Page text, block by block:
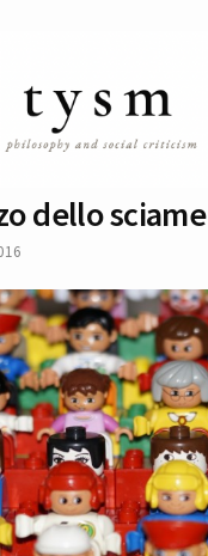
dello sciame